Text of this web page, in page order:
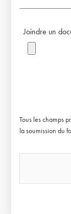
Joindre un
Tous les champs
la soumission du